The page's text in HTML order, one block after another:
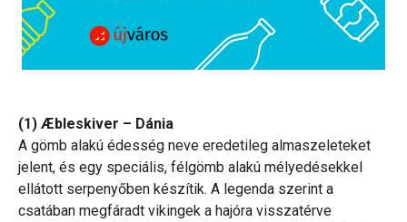
(1) Æbleskiver – Dánia
A gömb alakú édesség neve eredetileg almaszeleteket
jelent, és egy speciális, félgömb alakú mélyedésekkel
ellátott serpenyőben készítik. A legenda szerint a
csatában megfáradt vikingek a hajóra visszatérve